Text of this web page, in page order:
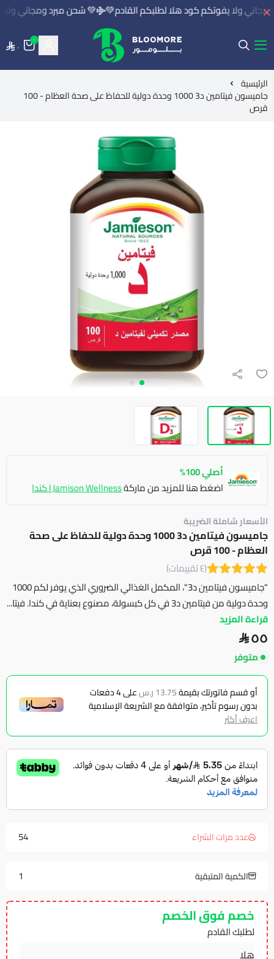
ولا يفوتكم كود هلا لطلبكم القادم💚 💚 شحن مبرد ومجاني ولا
بلومور | BLOOMORE
٠
٠
الرئيسية
جاميسون فيتامين د3 1000 وحدة دولية للحفاظ على صحة العظام - 100
قرص
أصلي 100%
اضغط هنا للمزيد من ماركةJamison Wellness | كندا
الأسعار شاملة الضريبة
جاميسون فيتامين د3 1000 وحدة دولية للحفاظ على صحة
العظام - 100 قرص
(٤ تقييمات)
"جاميسون فيتامين د3"، المكمل الغذائي الضروري الذي يوفر لكم 1000
وحدة دولية من فيتامين د3 في كل كبسولة، مصنوع بعناية في كندا. فيتا...
قراءة المزيد
٥٥
متوفر
أو قسم فاتورتك بقيمة13.75 ر.س على4دفعات
بدون رسوم تأخير، متوافقة مع الشريعة الإسلامية
اعرف أكثر
عدد مرات الشراء 54
الكمية المتبقية 1
خصم فوق الخصم
لطلبك القادم